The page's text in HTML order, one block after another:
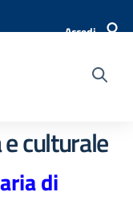
Accedi
culturale
di